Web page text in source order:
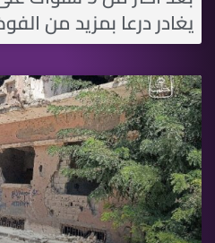
يغادر درعا بمزيد من